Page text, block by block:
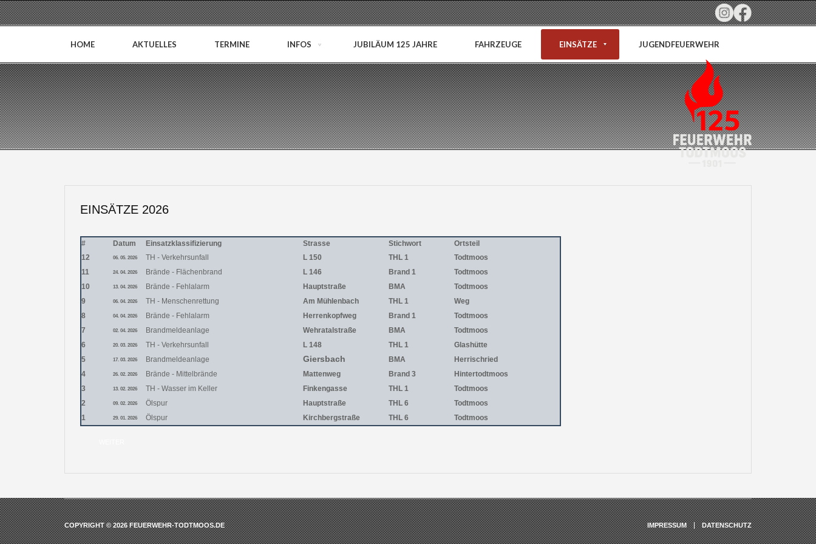
HOME AKTUELLES TERMINE INFOS JUBILÄUM 125 JAHRE FAHRZEUGE EINSÄTZE JUGENDFEUERWEHR
EINSÄTZE 2026
# Datum Einsatzklassifizierung Strasse Stichwort
Ortsteil
12
06. 05. 2026 TH - Verkehrsunfall L 150 THL 1
Todtmoos
11
24. 04. 2026 Brände - Flächenbrand L 146 Brand 1
Todtmoos
10
13. 04. 2026 Brände - Fehlalarm Hauptstraße BMA
Todtmoos
9
06. 04. 2026 TH - Menschenrettung Am Mühlenbach THL 1
Weg
8
04. 04. 2026 Brände - Fehlalarm Herrenkopfweg Brand 1
Todtmoos
7
02. 04. 2026 Brandmeldeanlage Wehratalstraße BMA
Todtmoos
6
20. 03. 2026 TH - Verkehrsunfall L 148 THL 1
Glashütte
5
17. 03. 2026 Brandmeldeanlage Giersbach BMA
Herrischried
4
26. 02. 2026 Brände - Mittelbrände Mattenweg Brand 3
Hintertodtmoos
3
13. 02. 2026 TH - Wasser im Keller Finkengasse THL 1
Todtmoos
2
09. 02. 2026 Ölspur Hauptstraße THL 6
Todtmoos
1
29. 01. 2026 Ölspur Kirchbergstraße THL 6 Todtmoos
COPYRIGHT © 2026 FEUERWEHR-TODTMOOS.DE IMPRESSUM DATENSCHUTZ